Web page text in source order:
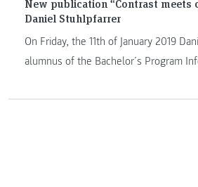
New publication “Contrast
Daniel Stuhlpfarrer
On Friday, the 11th of January 2019
alumnus of the Bachelor´s Program